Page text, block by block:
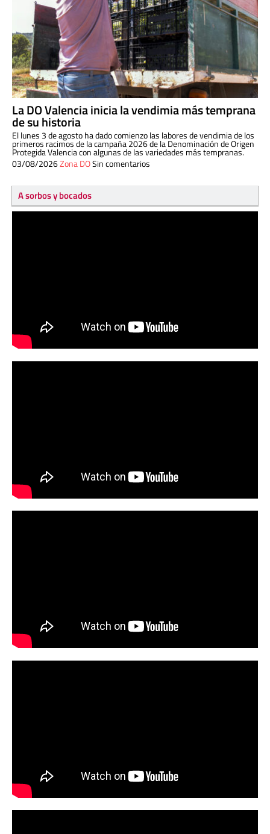
La DO Valencia inicia la vendimia más temprana
de su historia
El lunes 3 de agosto ha dado comienzo las labores de vendimia de los
primeros racimos de la campaña 2026 de la Denominación de Origen
Protegida Valencia con algunas de las variedades más tempranas.
03/08/2026Zona DOSin comentarios
A sorbos y bocados